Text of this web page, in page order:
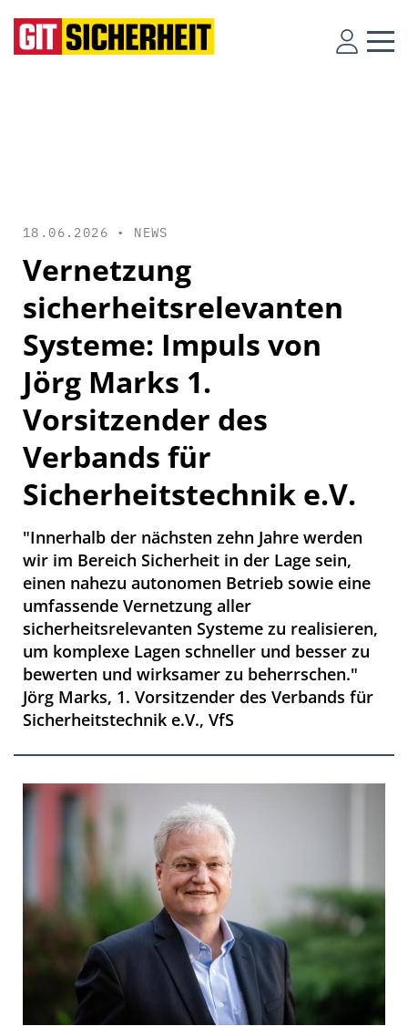
18.06.2026 • NEWS
Vernetzung
sicherheitsrelevanten
Systeme: Impuls von
Jörg Marks 1.
Vorsitzender des
Verbands für
Sicherheitstechnik e.V.
"Innerhalb der nächsten zehn Jahre werden
wir im Bereich Sicherheit in der Lage sein,
einen nahezu autonomen Betrieb sowie eine
umfassende Vernetzung aller
sicherheitsrelevanten Systeme zu realisieren,
um komplexe Lagen schneller und besser zu
bewerten und wirksamer zu beherrschen."
Jörg Marks, 1. Vorsitzender des Verbands für
Sicherheitstechnik e.V., VfS